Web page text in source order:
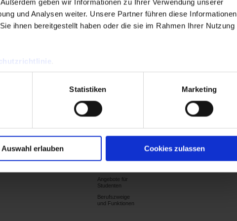
geben wir Informationen zu Ihrer Verwendung unserer
und Analysen weiter. Unsere Partner führen diese Informationen
ihnen bereitgestellt haben oder die sie im Rahmen Ihrer Nutzung
Statistiken Marketing
Auswahl erlauben Cookies zulassen
Publikat. Presse
Begleiten Sie
Angebote für
Studenten
Berufszweige
und Funktionen